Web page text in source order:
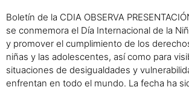
Boletín de la CDIA OBSERVA
se conmemora el Día Internacional de la
y promover el cumplimiento de los
niñas y las adolescentes, así como para
situaciones de desigualdades y
enfrentan en todo el mundo. La fecha ha